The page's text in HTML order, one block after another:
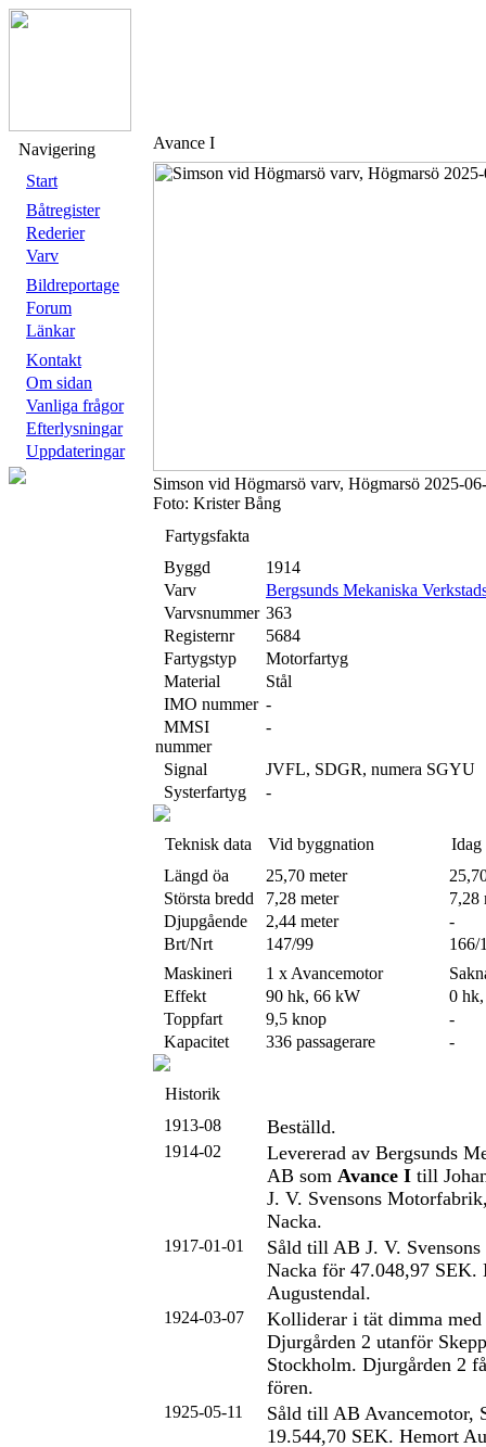
Navigering
Start
Båtregister
Rederier
Varv
Bildreportage
Forum
Länkar
Kontakt
Om sidan
Vanliga frågor
Efterlysningar
Uppdateringar
Avance I
Simson vid Högmarsö varv, Högmarsö 2025-
Foto: Krister Bång
Fartygsfakta
Byggd
1914
Varv
Bergsunds Mekaniska
Varvsnummer 363
Registernr
5684
Fartygstyp
Motorfartyg
Material
Stål
IMO nummer -
MMSI
nummer
-
Signal
JVFL, SDGR, numera SGYU
Systerfartyg
-
Teknisk data Vid byggnation
Idag
Längd öa
25,70 meter
Största bredd
7,28 meter
7,28
Djupgående
2,44 meter
-
Brt/Nrt
147/99
166/
Maskineri
1 x Avancemotor
Effekt
90 hk, 66 kW
0
Toppfart
9,5 knop
-
Kapacitet
336 passagerare -
Historik
1913-08
Beställd.
1914-02
Levererad av Bergsunds
AB som Avance I till
J. V. Svensons
Nacka.
1917-01-01
Såld till AB J. V.
Nacka för 47.048,97 SEK.
Augustendal.
1924-03-07
Kolliderar i tät dimma med
Djurgården 2 utanför
Stockholm. Djurgården 2
fören.
1925-05-11
Såld till AB Avancemotor,
19.544,70 SEK. Hemort